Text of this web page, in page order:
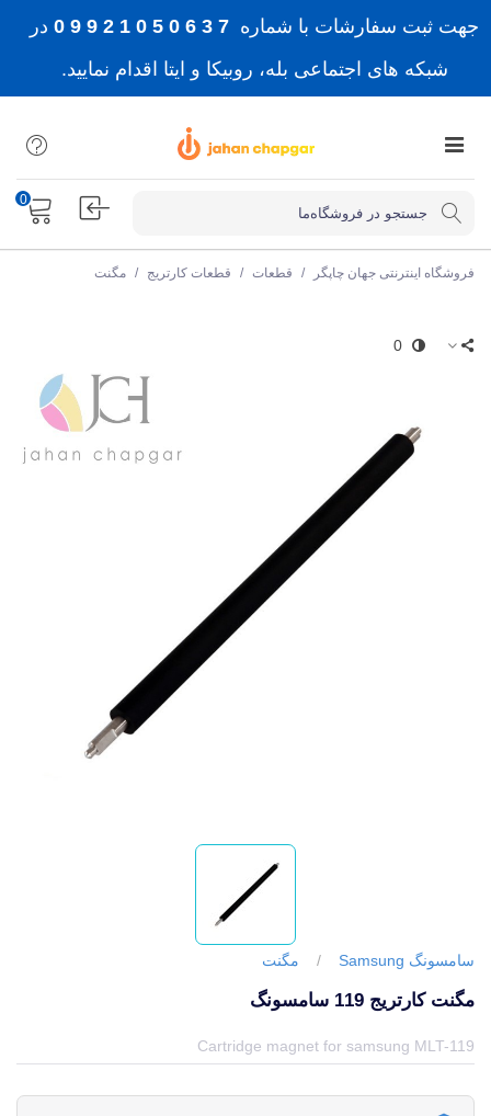
جهت ثبت سفارشات با شماره 7 3 6 0 5 0 1 2 9 9 0
در
شبکه های اجتماعی بله، روبیکا و ایتا اقدام نمایید.
0
فروشگاه اینترنتی جهان چاپگر / قطعات / قطعات کارتریج / مگنت
0
سامسونگ Samsung / مگنت
مگنت کارتریج 119 سامسونگ
Cartridge magnet for samsung MLT-119